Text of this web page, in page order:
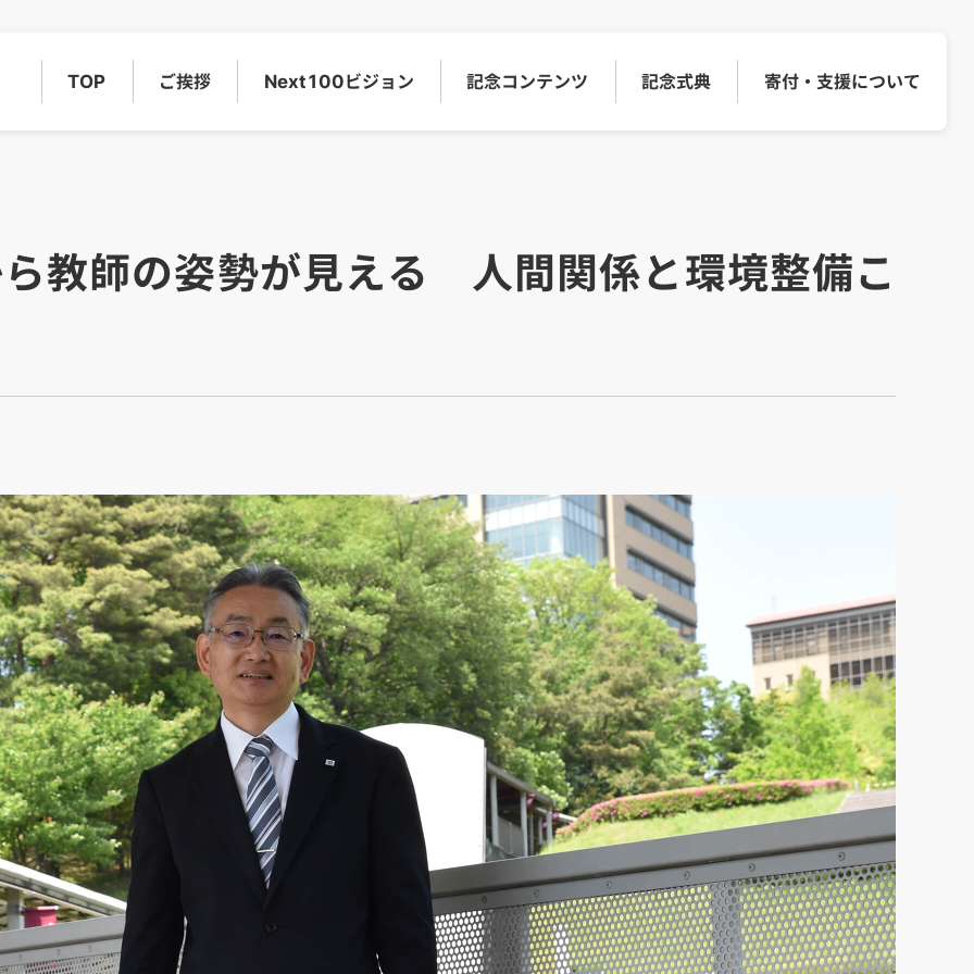
TOP ご挨拶 Next100 ビジョン 記念コンテンツ 記念式典 寄付・ 支援について
教師の姿勢が見える 人間関係と環境整備こ